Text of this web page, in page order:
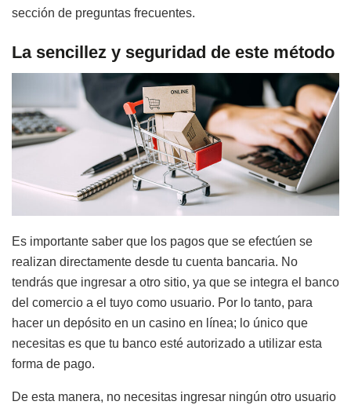
sección de preguntas frecuentes.
La sencillez y seguridad de este método
Es importante saber que los pagos que se efectúen se
realizan directamente desde tu cuenta bancaria. No
tendrás que ingresar a otro sitio, ya que se integra el banco
del comercio a el tuyo como usuario. Por lo tanto, para
hacer un depósito en un casino en línea; lo único que
necesitas es que tu banco esté autorizado a utilizar esta
forma de pago.
De esta manera, no necesitas ingresar ningún otro usuario